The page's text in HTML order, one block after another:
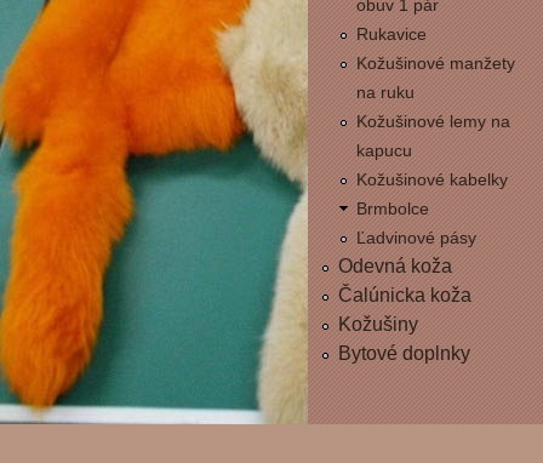
obuv 1 pár
Rukavice
Kožušinové manžety
na ruku
Kožušinové lemy na
kapucu
Kožušinové kabelky
Brmbolce
Ľadvinové pásy
Odevná koža
Čalúnicka koža
Kožušiny
Bytové doplnky